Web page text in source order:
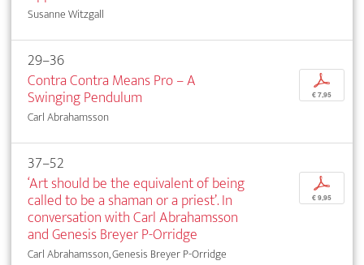
Susanne Witzgall
29–36
Contra Contra Means Pro – A
Swinging Pendulum
Carl Abrahamsson
p
€ 7,95
37–52
‘Art should be the equivalent of being
called to be a shaman or a priest’. In
conversation with Carl Abrahamsson
and Genesis Breyer P-Orridge
Carl Abrahamsson, Genesis Breyer P-Orridge
p
€ 9,95